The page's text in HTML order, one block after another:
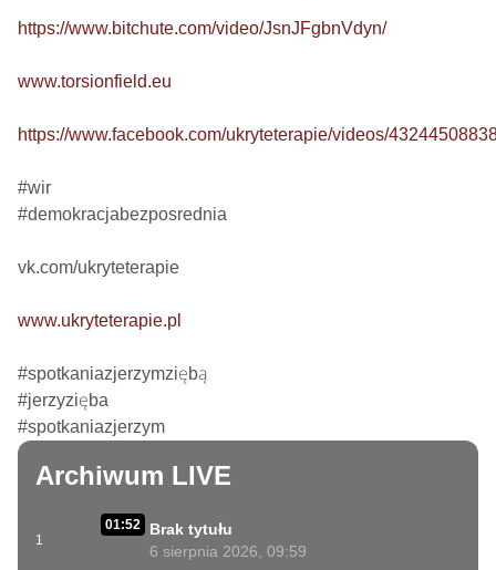
https://www.bitchute.com/video/JsnJFgbnVdyn/
www.torsionfield.eu
https://www.facebook.com/ukryteterapie/videos/
#wir
#demokracjabezposrednia
vk.com/ukryteterapie
www.ukryteterapie.pl
#spotkaniazjerzymziębą
#jerzyzięba
#spotkaniazjerzym
Archiwum LIVE
1
01:52
Brak tytułu
6 sierpnia 2026, 09:59